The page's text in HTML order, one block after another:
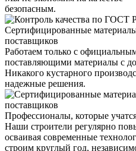
безопасным.
Сертифицированные
поставщиков
Работаем только с
поставляющими материалы с
Никакого кустарного
надежные решения.
Профессионалы, которые
Наши строители регулярно
осваивая современные
строим круглый год,